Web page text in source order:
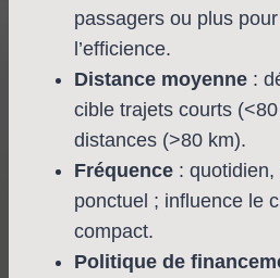
passagers ou plus
l’efficience.
Distance moyenne :
cible trajets courts
distances (>80 km).
Fréquence :
ponctuel ; influence le
compact.
Politique de